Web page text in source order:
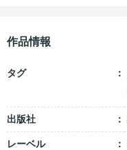
作品情報
タグ
出版社
レーベル